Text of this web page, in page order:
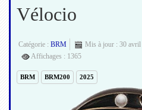
Vélocio
Catégorie : BRM
Mis à jour : 30 avril
Affichages : 1365
BRM BRM200 2025